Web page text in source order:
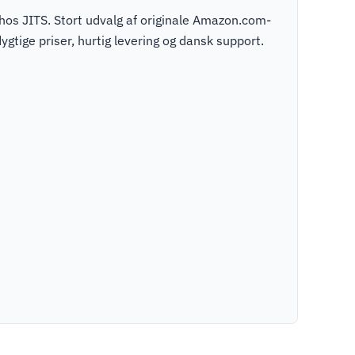
JITS. Stort udvalg af originale Amazon.com-
priser, hurtig levering og dansk support.